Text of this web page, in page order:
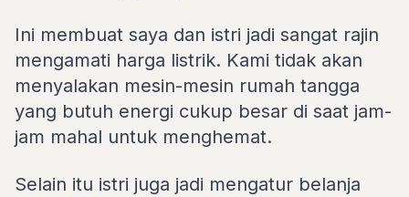
Ini membuat saya dan istri jadi sangat rajin
mengamati harga listrik. Kami tidak akan
menyalakan mesin-mesin rumah tangga
yang butuh energi cukup besar di saat jam-
jam mahal untuk menghemat.
Selain itu istri juga jadi mengatur belanja